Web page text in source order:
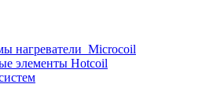
нагреватели_Microcoil
элементы Hotcoil